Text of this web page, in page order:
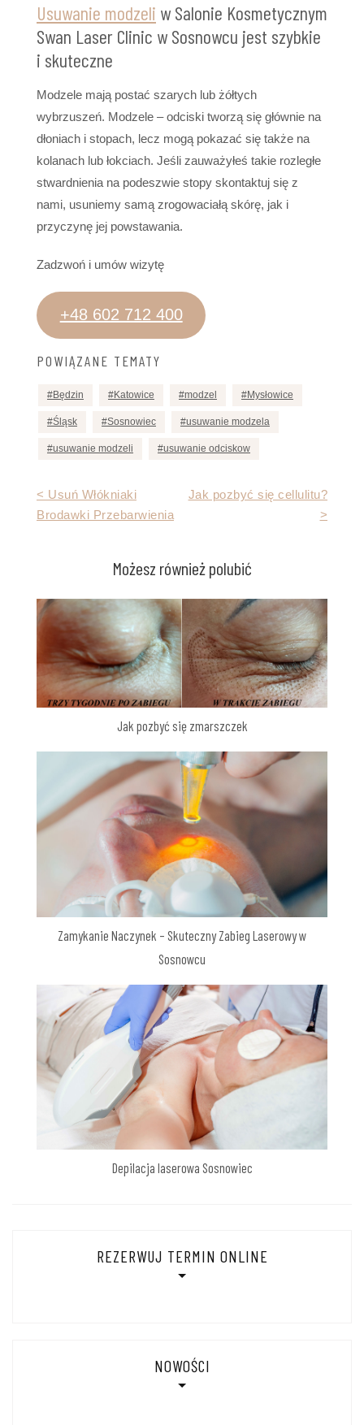
Usuwanie modzeli w Salonie Kosmetycznym
Swan Laser Clinic w Sosnowcu jest szybkie
i skuteczne
Modzele mają postać szarych lub żółtych
wybrzuszeń. Modzele – odciski tworzą się głównie na
dłoniach i stopach, lecz mogą pokazać się także na
kolanach lub łokciach. Jeśli zauważyłeś takie rozległe
stwardnienia na podeszwie stopy skontaktuj się z
nami, usuniemy samą zrogowaciałą skórę, jak i
przyczynę jej powstawania.
Zadzwoń i umów wizytę
+48 602 712 400
POWIĄZANE TEMATY
Będzin Katowice modzel Mysłowice
Śląsk Sosnowiec usuwanie modzela
usuwanie modzeli usuwanie odciskow
Nawigacja
wpisu
< Usuń Włókniaki
Brodawki Przebarwienia
Jak pozbyć się cellulitu?
>
Możesz również polubić
Jak pozbyć się zmarszczek
Zamykanie Naczynek – Skuteczny Zabieg Laserowy w
Sosnowcu
Depilacja laserowa Sosnowiec
REZERWUJ TERMIN ONLINE
NOWOŚCI